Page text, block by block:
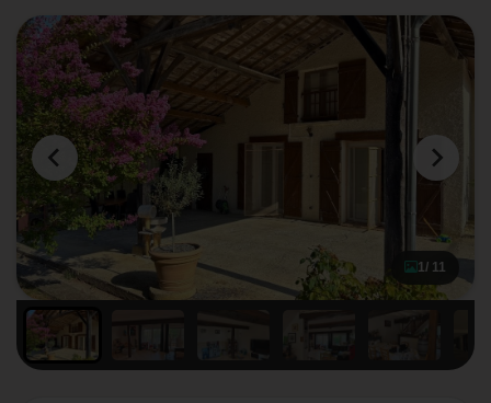
1 / 11